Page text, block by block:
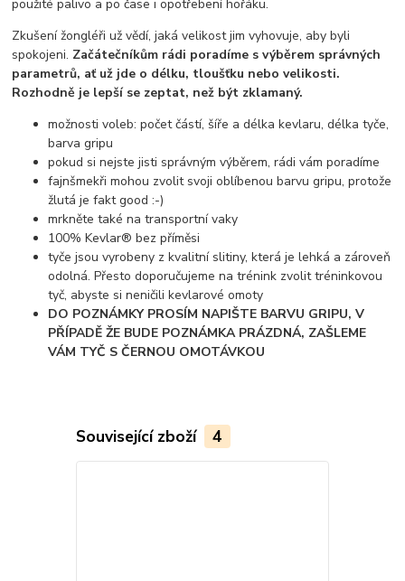
použité palivo a po čase i opotřebení hořáku.
Zkušení žongléři už vědí, jaká velikost jim vyhovuje, aby byli
spokojeni. Začátečníkům rádi poradíme s výběrem správných
parametrů, ať už jde o délku, tloušťku nebo velikosti.
Rozhodně je lepší se zeptat, než být zklamaný.
možnosti voleb: počet částí, šíře a délka kevlaru, délka tyče,
barva gripu
pokud si nejste jisti správným výběrem, rádi vám poradíme
fajnšmekři mohou zvolit svoji oblíbenou barvu gripu, protože
žlutá je fakt good :-)
mrkněte také na transportní vaky
100% Kevlar® bez příměsi
tyče jsou vyrobeny z kvalitní slitiny, která je lehká a zároveň
odolná. Přesto doporučujeme na trénink zvolit tréninkovou
tyč, abyste si neničili kevlarové omoty
DO POZNÁMKY PROSÍM NAPIŠTE BARVU GRIPU, V
PŘÍPADĚ ŽE BUDE POZNÁMKA PRÁZDNÁ, ZAŠLEME
VÁM TYČ S ČERNOU OMOTÁVKOU
Související zboží 4